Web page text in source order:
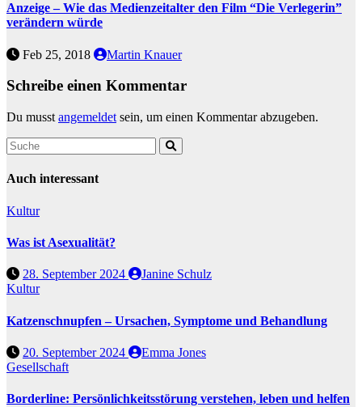
Anzeige – Wie das Medienzeitalter den Film “Die Verlegerin”
verändern würde
Feb 25, 2018 Martin Knauer
Schreibe einen Kommentar
Du musst angemeldet sein, um einen Kommentar abzugeben.
Auch interessant
Kultur
Was ist Asexualität?
28. September 2024
Janine Schulz
Kultur
Katzenschnupfen – Ursachen, Symptome und Behandlung
20. September 2024
Emma Jones
Gesellschaft
Borderline: Persönlichkeitsstörung verstehen, leben und helfen